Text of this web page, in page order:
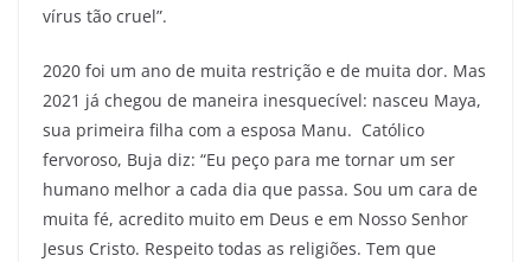
vírus tão cruel”.
2020 foi um ano de muita restrição e de muita dor. Mas
2021 já chegou de maneira inesquecível: nasceu Maya,
sua primeira filha com a esposa Manu. Católico
fervoroso, Buja diz: “Eu peço para me tornar um ser
humano melhor a cada dia que passa. Sou um cara de
muita fé, acredito muito em Deus e em Nosso Senhor
Jesus Cristo. Respeito todas as religiões. Tem que